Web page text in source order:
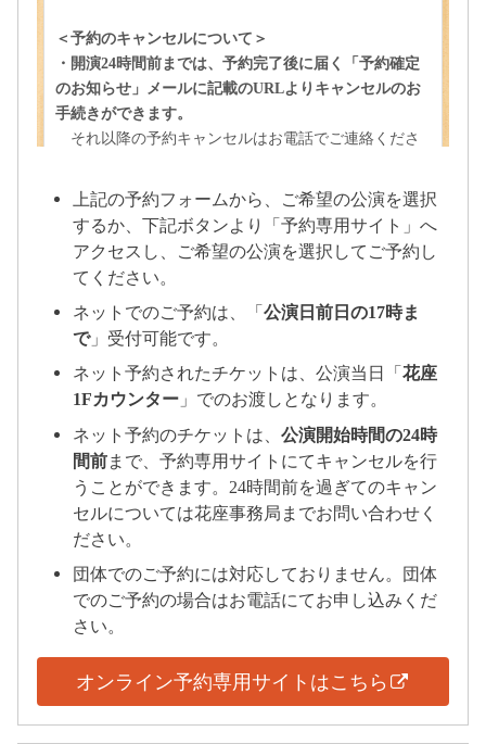
上記の予約フォームから、ご希望の公演を選択
するか、下記ボタンより「予約専用サイト」へ
アクセスし、ご希望の公演を選択してご予約し
てください。
ネットでのご予約は、「公演日前日の17時ま
で」受付可能です。
ネット予約されたチケットは、公演当日「 花座
1Fカウンター」でのお渡しとなります。
ネット予約のチケットは、 公演開始時間の24時
間前まで、予約専用サイトにてキャンセルを行
うことができます。24時間前を過ぎてのキャン
セルについては花座事務局までお問い合わせく
ださい。
団体でのご予約には対応しておりません。団体
でのご予約の場合はお電話にてお申し込みくだ
さい。
オンライン予約専用サイトはこちら